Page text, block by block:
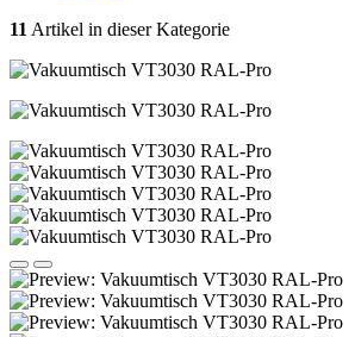
11 Artikel in dieser Kategorie